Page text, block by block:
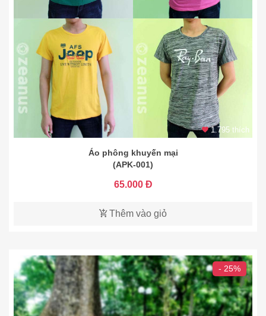
1.795 thích
Áo phông khuyến mại
(APK-001)
65.000 Đ
Thêm vào giỏ
- 25%